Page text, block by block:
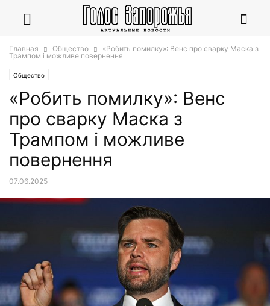
Главная Общество
«Робить помилку»: Венс про сварку Маска з
Трампом і можливе повернення
Общество
«Робить помилку»: Венс
про сварку Маска з
Трампом і можливе
повернення
07.06.2025